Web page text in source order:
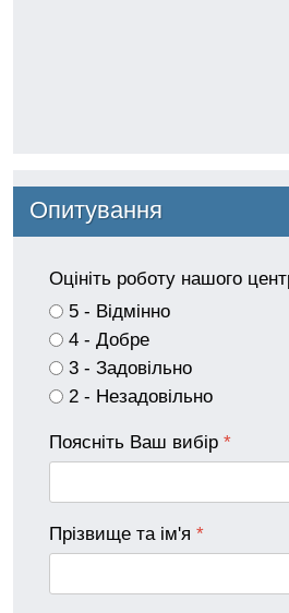
Опитування
Оцініть роботу нашого
5 - Відмінно
4 - Добре
3 - Задовільно
2 - Незадовільно
Поясніть Ваш вибір *
Прізвище та ім'я *